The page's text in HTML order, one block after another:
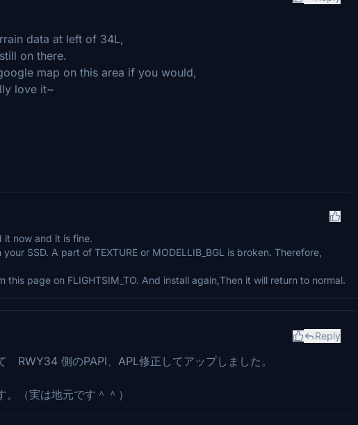
data at left of 34L,
on there.
map on this area if you would,
love it~
it now and it is fine.
SSD. A part of TEXTURE or MODELLIB_BGL is broken. Therefore,
this page on FLIGHTSIM_TO. And install again,Then it will return to normal.
Reply
RWY34 側のPAPI、APL修正してアップしました。
（実は地元です＾＾）